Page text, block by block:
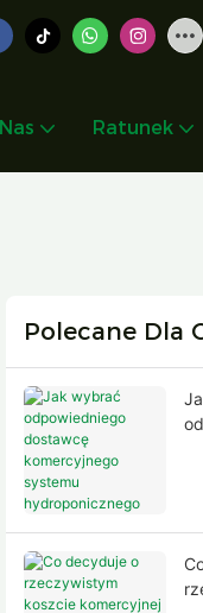
Ratunek
Polecane Dla